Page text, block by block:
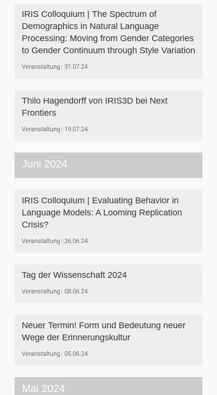
IRIS Colloquium | The Spectrum of
Demographics in Natural Language
Processing: Moving from Gender Categories
to Gender Continuum through Style Variation
Veranstaltung 31.07.24
Thilo Hagendorff von IRIS3D bei Next
Frontiers
Veranstaltung 19.07.24
Juni 2024
IRIS Colloquium | Evaluating Behavior in
Language Models: A Looming Replication
Crisis?
Veranstaltung 26.06.24
Tag der Wissenschaft 2024
Veranstaltung 08.06.24
Neuer Termin! Form und Bedeutung neuer
Wege der Erinnerungskultur
Veranstaltung 05.06.24
Mai 2024